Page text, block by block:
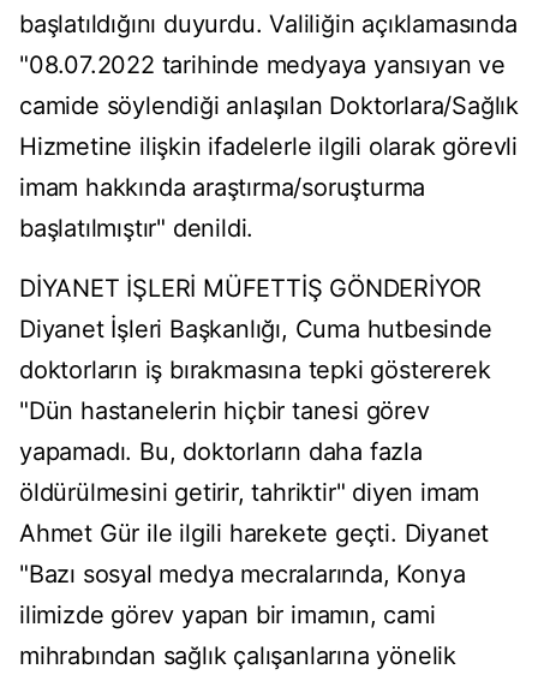
başlatıldığını duyurdu. Valiliğin açıklamasında
"08.07.2022 tarihinde medyaya yansıyan ve
camide söylendiği anlaşılan Doktorlara/Sağlık
Hizmetine ilişkin ifadelerle ilgili olarak görevli
imam hakkında araştırma/soruşturma
başlatılmıştır" denildi.
DİYANET İŞLERİ MÜFETTİŞ GÖNDERİYOR
Diyanet İşleri Başkanlığı, Cuma hutbesinde
doktorların iş bırakmasına tepki göstererek
"Dün hastanelerin hiçbir tanesi görev
yapamadı. Bu, doktorların daha fazla
öldürülmesini getirir, tahriktir" diyen imam
Ahmet Gür ile ilgili harekete geçti. Diyanet
"Bazı sosyal medya mecralarında, Konya
ilimizde görev yapan bir imamın, cami
mihrabından sağlık çalışanlarına yönelik